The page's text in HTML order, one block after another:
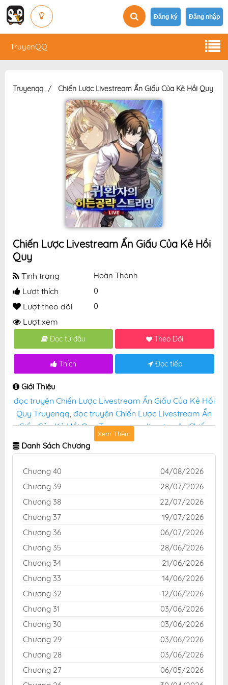
Đăng ký Đăng nhập
TruyenQQ
Truyenqq Chiến Lược Livestream Ẩn Giấu Của Kẻ Hồi Quy
Chiến Lược Livestream Ẩn Giấu Của Kẻ Hồi
Quy
Tình trạng Hoàn Thành
Lượt thích 0
Lượt theo dõi 0
Lượt xem
Đọc từ đầu Theo Dõi
Thích Đọc tiếp
Giới Thiệu
đọc truyện Chiến Lược Livestream Ẩn Giấu Của Kẻ Hồi
Quy Truyenqq, đọc truyện Chiến Lược Livestream Ẩn
Giấu Của Kẻ Hồi Quy Truyenqq online,truyện Chiến
Lược Livestream Ẩn Giấu Của Kẻ Hồi Quy tại truyệnqq
miễn phí
Xem Thêm
Danh Sách Chương
Chương 40
04/08/2026
Chương 39
28/07/2026
Chương 38
22/07/2026
Chương 37
19/07/2026
Chương 36
06/07/2026
Chương 35
28/06/2026
Chương 34
21/06/2026
Chương 33
14/06/2026
Chương 32
12/06/2026
Chương 31
03/06/2026
Chương 30
03/06/2026
Chương 29
03/06/2026
Chương 28
03/06/2026
Chương 27
06/05/2026